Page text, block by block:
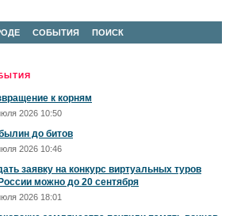
СОБЫТИЯ ПОИСК
к корням
2026 10:50
до битов
2026 10:46
заявку на конкурс виртуальных туров
можно до 20 сентября
2026 18:01